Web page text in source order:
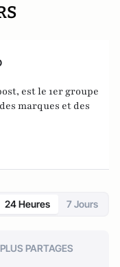
est le 1er groupe
marques et des
24 Heures 7 Jours
PLUS PARTAGES